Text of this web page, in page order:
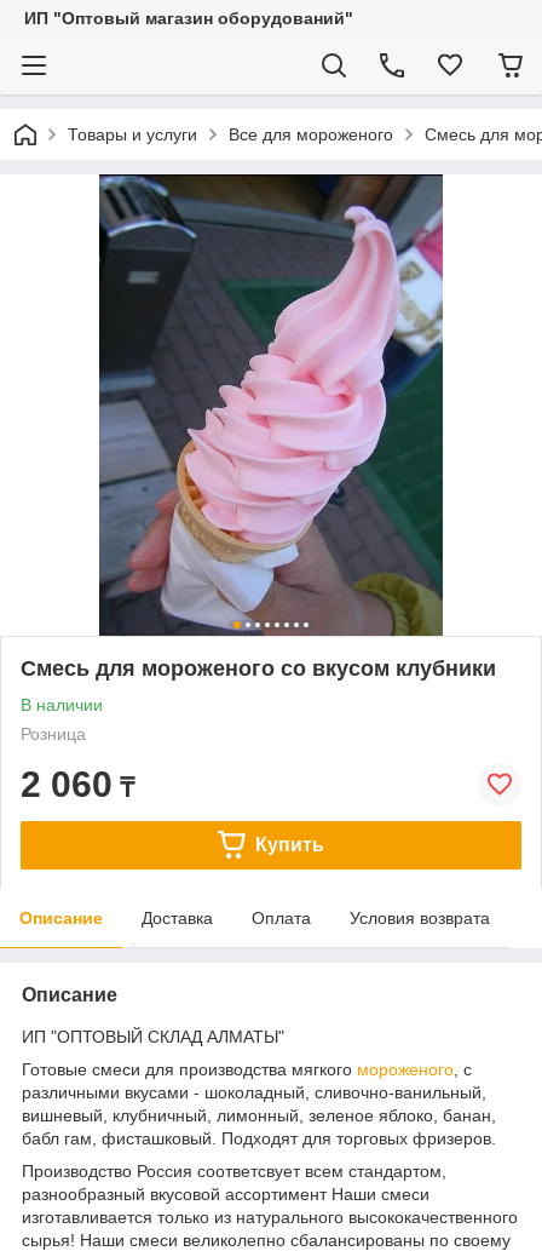
ИП "Оптовый магазин оборудований"
Товары и услуги Все для мороженого Смесь для
Смесь для мороженого со вкусом клубники
В наличии
Розница
2 060 ₸
Купить
Описание Доставка Оплата Условия возврата
Описание
ИП "ОПТОВЫЙ СКЛАД АЛМАТЫ"
Готовые смеси для производства мягкого мороженого , с
различными вкусами - шоколадный, сливочно-ванильный,
вишневый, клубничный, лимонный, зеленое яблоко, банан,
бабл гам, фисташковый. Подходят для торговых фризеров.
Производство Россия соответсвует всем стандартом,
разнообразный вкусовой ассортимент Наши смеси
изготавливается только из натурального высококачественного
сырья! Наши смеси великолепно сбалансированы по своему